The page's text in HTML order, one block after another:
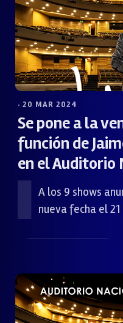
· 20 MAR 2024
Se pone a la
función de
en el Auditorio
A los 9 shows
nueva fecha el